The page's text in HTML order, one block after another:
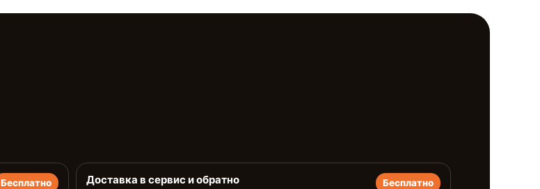
Бесплатно Доставка в сервис и обратно Бесплатно